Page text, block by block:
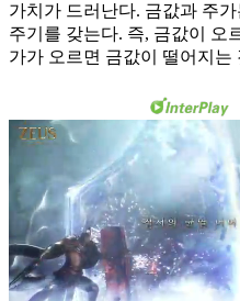
가치가 드러난다. 금값과 주
주기를 갖는다. 즉, 금값이 오
가가 오르면 금값이 떨어지는